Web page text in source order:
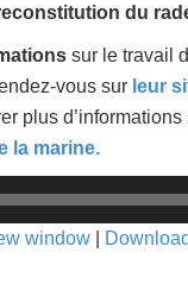
du
sur le travail
vous sur leur
plus d’informations
la marine.
window Download